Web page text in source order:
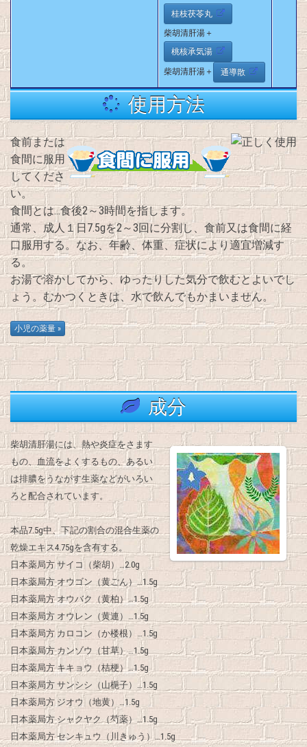
桂枝茯苓丸
柴胡清肝湯＋
桃核承気湯
柴胡清肝湯＋ 通導散
使用方法
食前または
食間に服用
してくださ
い。
食間とは…食後2～3時間を指します。
通常、成人１日7.5gを2～3回に分割し、食前又は食間に経
口服用する。なお、年齢、体重、症状により適宜増減す
る。
お湯で溶かしてから、ゆったりした気分で飲むとよいでし
ょう。むかつくときは、水で飲んでもかまいません。
成分
柴胡清肝湯には、熱や炎症をさます
もの、血流をよくするもの、あるい
は排膿をうながす生薬などがいろい
ろと配合されています。
本品7.5g中、下記の割合の混合生薬の
乾燥エキス4.75gを含有する。
日本薬局方 サイコ（柴胡）…2.0g
日本薬局方 オウゴン（黄ごん）…1.5g
日本薬局方 オウバク（黄柏）…1.5g
日本薬局方 オウレン（黄連）…1.5g
日本薬局方 カロコン（か楼根）…1.5g
日本薬局方 カンゾウ（甘草）…1.5g
日本薬局方 キキョウ（桔梗）…1.5g
日本薬局方 サンシシ（山梔子）…1.5g
日本薬局方 ジオウ（地黄）…1.5g
日本薬局方 シャクヤク（芍薬）…1.5g
日本薬局方 センキュウ（川きゅう）…1.5g